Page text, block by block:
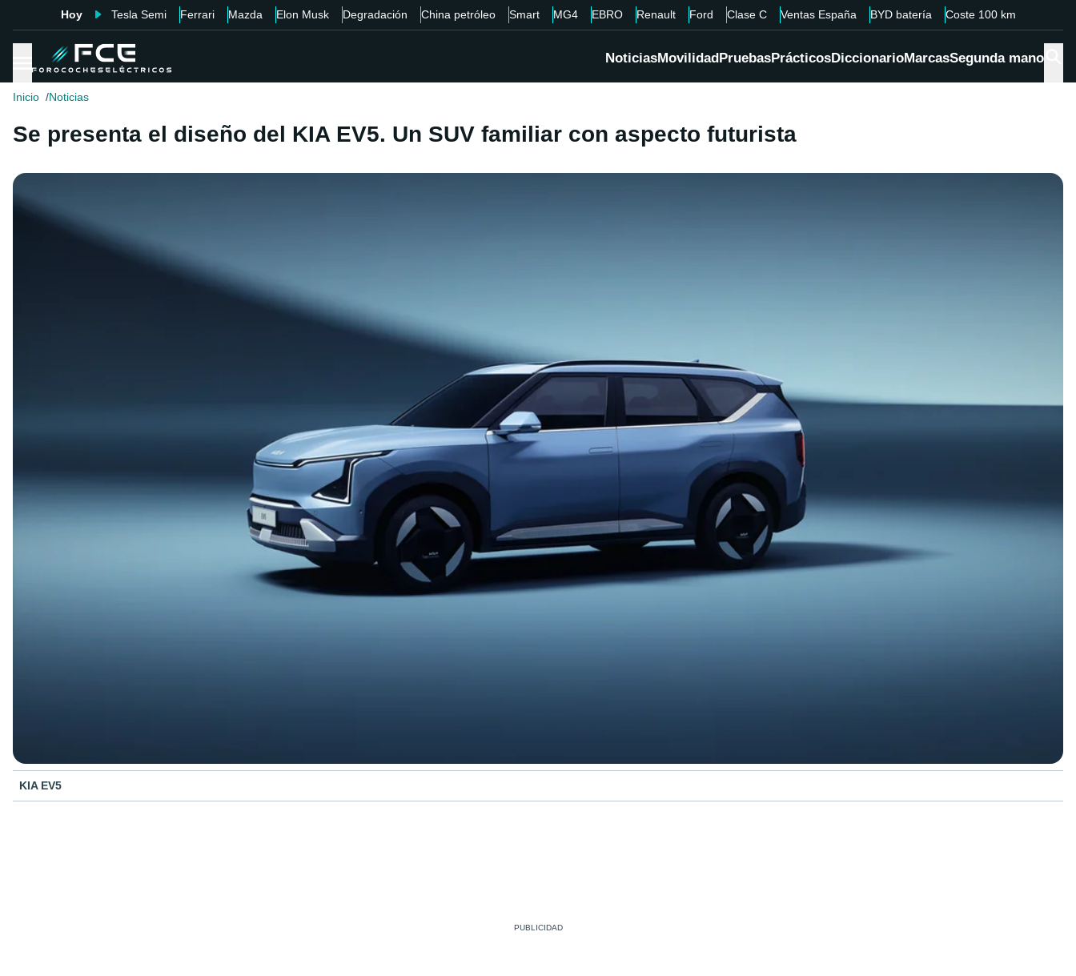
Hoy Tesla Semi Ferrari Mazda Elon Musk Degradación China petróleo Smart MG4 EBRO Renault Ford Clase C Ventas España BYD batería Coste 100 km
NoticiasMovilidadPruebasPrácticosDiccionarioMarcasSegunda mano
Inicio Noticias
Se presenta el diseño del KIA EV5. Un SUV familiar con aspecto futurista
KIA EV5